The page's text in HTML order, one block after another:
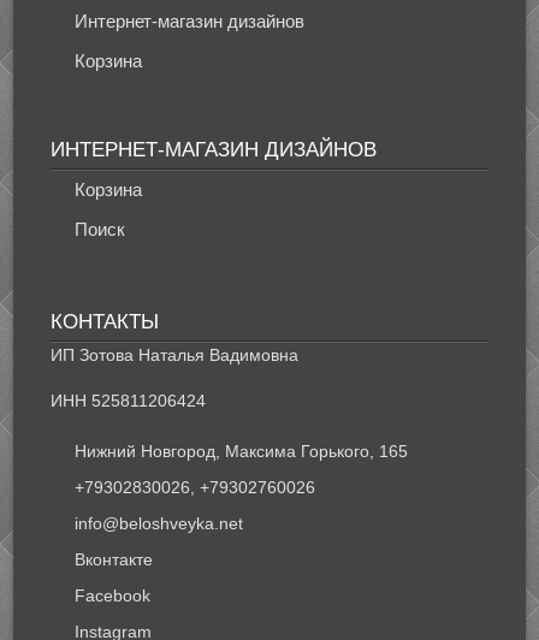
Интернет-магазин дизайнов
Корзина
ИНТЕРНЕТ-МАГАЗИН ДИЗАЙНОВ
Корзина
Поиск
КОНТАКТЫ
ИП Зотова Наталья Вадимовна
ИНН 525811206424
Нижний Новгород, Максима Горького, 165
+79302830026, +79302760026
info@beloshveyka.net
Вконтакте
Facebook
Instagram